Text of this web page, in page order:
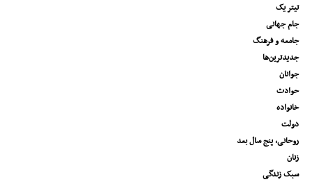
تیتر یک
جام جهانی
جامعه و فرهنگ
جدیدترین‌ها
جوانان
حوادث
خانواده
دولت
روحانی، پنج سال بعد
زنان
سبک زندگی